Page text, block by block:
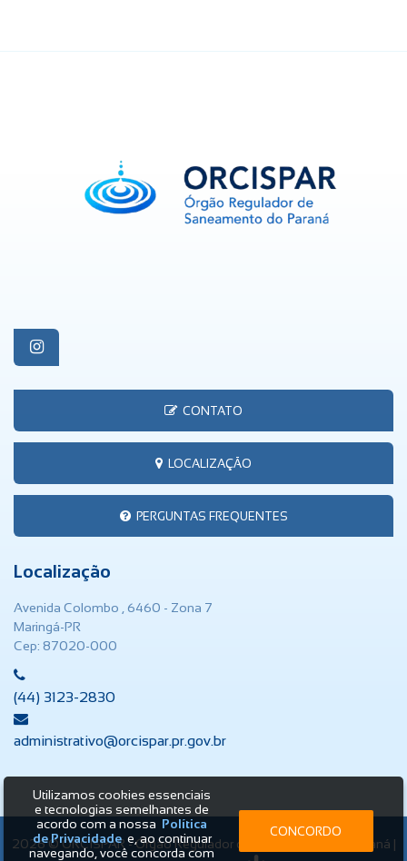
CONTATO
LOCALIZAÇÃO
PERGUNTAS FREQUENTES
Localização
Avenida Colombo , 6460 - Zona 7
Maringá-PR
Cep: 87020-000
(44) 3123-2830
administrativo@orcispar.pr.gov.br
2026 © ORCISPAR - Órgão Regulador de Saneamento do Paraná |
Utilizamos cookies essenciais
e tecnologias semelhantes de
acordo com a nossa Política
de Privacidadee, ao continuar
navegando, você concorda com
CONCORDO